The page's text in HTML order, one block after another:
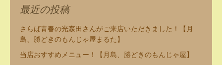
最近の投稿
さらば青春の光森田さんがご来店いただきました！【月
島、勝どきのもんじゃ屋まるた】
当店おすすめメニュー！【月島、勝どきのもんじゃ屋】